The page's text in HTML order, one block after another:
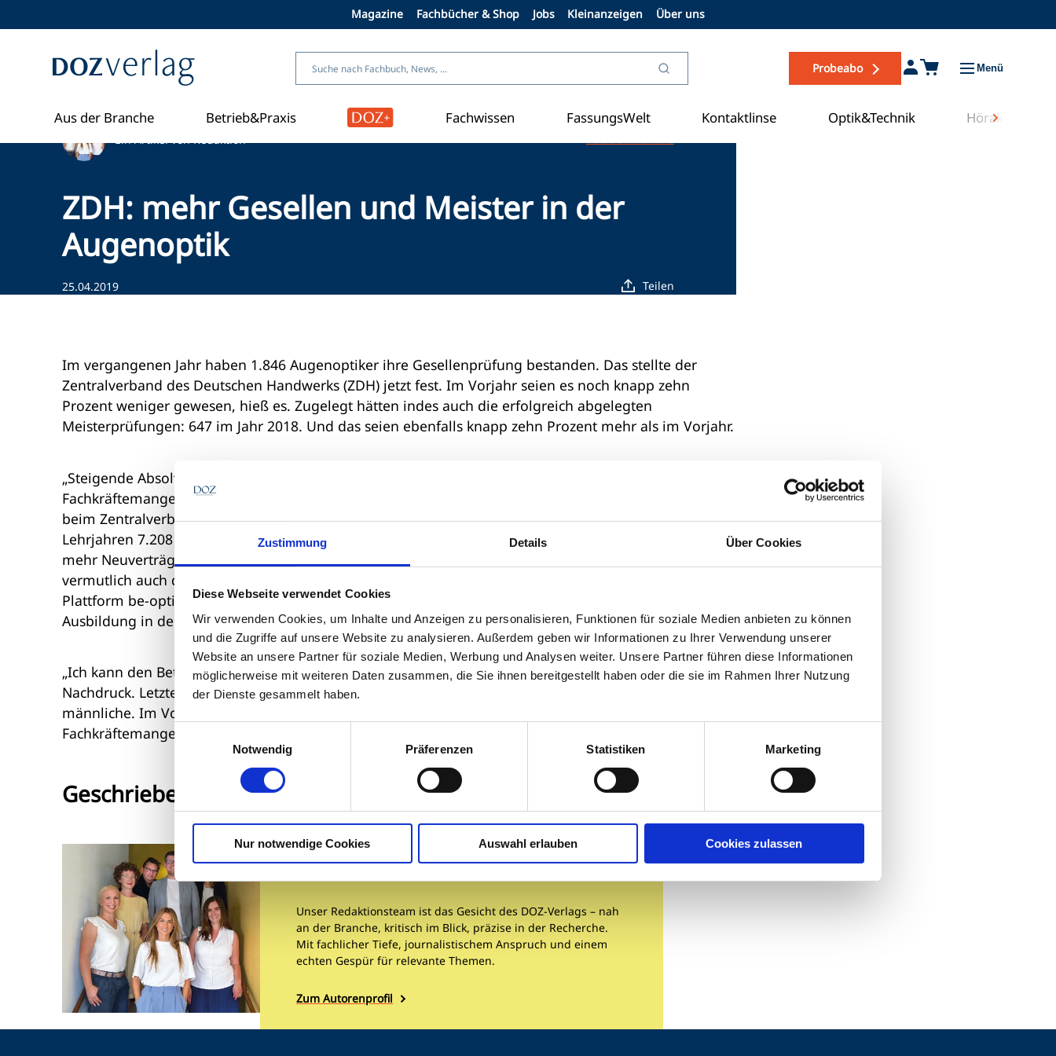
Zustimmung Details Über Cookies
Diese Webseite verwendet Cookies
Wir verwenden Cookies, um Inhalte und Anzeigen zu personalisieren, Funktionen für soziale Medien anbieten zu können
und die Zugriffe auf unsere Website zu analysieren. Außerdem geben wir Informationen zu Ihrer Verwendung unserer
Website an unsere Partner für soziale Medien, Werbung und Analysen weiter. Unsere Partner führen diese Informationen
möglicherweise mit weiteren Daten zusammen, die Sie ihnen bereitgestellt haben oder die sie im Rahmen Ihrer Nutzung
der Dienste gesammelt haben.
Einwilligungsauswahl
Notwendig
Präferenzen Statistiken Marketing
Nur notwendige Cookies Auswahl erlauben Cookies zulassen
Magazine Fachbücher & Shop Jobs Kleinanzeigen Über uns
Probeabo Menü
Aus der Branche Betrieb&Praxis Fachwissen FassungsWelt Kontaktlinse Optik&Technik Hörakustik
ZDH: mehr Gesellen und Meister in der
Augenoptik
25.04.2019 Teilen
Im vergangenen Jahr haben 1.846 Augenoptiker ihre Gesellenprüfung bestanden. Das stellte der
Zentralverband des Deutschen Handwerks (ZDH) jetzt fest. Im Vorjahr seien es noch knapp zehn
Prozent weniger gewesen, hieß es. Zugelegt hätten indes auch die erfolgreich abgelegten
Meisterprüfungen: 647 im Jahr 2018. Und das seien ebenfalls knapp zehn Prozent mehr als im Vorjahr.
„Steigende Absolventen- und erfolgreiche Meisterprüfungszahlen sind ein wichtiges Mittel, um dem
Fachkräftemangel zu begegnen“, betont Dirk Schäfermeyer, Abteilungsleiter Aus- und Fortbildung
beim Zentralverband der Augenoptiker und Optometristen (ZVA). Insgesamt wurden in den drei
Lehrjahren 7.208 Lehrlinge ausgebildet und damit fünf Prozent mehr als 2017. Ebenso habe man
mehr Neuverträge geschlossen, so der Ausbildungsexperte weiter. Zum Erfolg beigetragen habe
vermutlich auch die Nachwuchskampagne des Südwestdeutschen Augenoptiker-Verband (SWAV): Die
Plattform be-optician informiert ihre rund 9.000 Besucher jeden Monat unter anderem über die
Ausbildung in der Augenoptik, Bewerbungsverfahren und offene Lehrstellen.
„Ich kann den Betrieben nur empfehlen, davon Gebrauch zu machen“, sagt Schäfermeyer mit
Nachdruck. Letztes Jahr schlossen 2.945 Lehrlinge ihren Vertrag ab, davon 2.005 weibliche und 940
männliche. Im Vorjahr waren es 2.723. Die steigenden Zahlen ließen mit Blick auf den
Fachkräftemangel eventuell doch noch auf auf eine positive Entwicklung hoffen.
Geschrieben von
Redaktion
Unser Redaktionsteam ist das Gesicht des DOZ-Verlags – nah
an der Branche, kritisch im Blick, präzise in der Recherche.
Mit fachlicher Tiefe, journalistischem Anspruch und einem
echten Gespür für relevante Themen.
Zum Autorenprofil